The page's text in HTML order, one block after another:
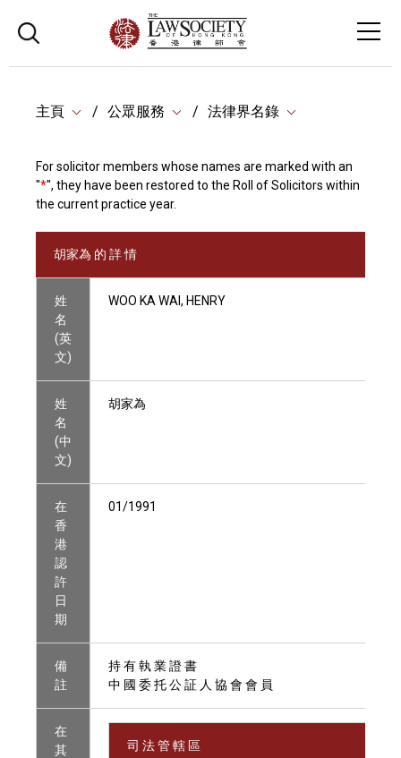
主頁 公眾服務 法律界名錄
For solicitor members whose names are marked with an
"*", they have been restored to the Roll of Solicitors within
the current practice year.
胡家為 的 詳 情
姓
名
(英
文)
WOO KA WAI, HENRY
姓
名
(中
文)
胡家為
在
香
港
認
許
日
期
01/1991
備
註
持 有 執 業 證 書
中 國 委 托 公 証 人 協 會 會 員
在
其
司 法 管 轄 區